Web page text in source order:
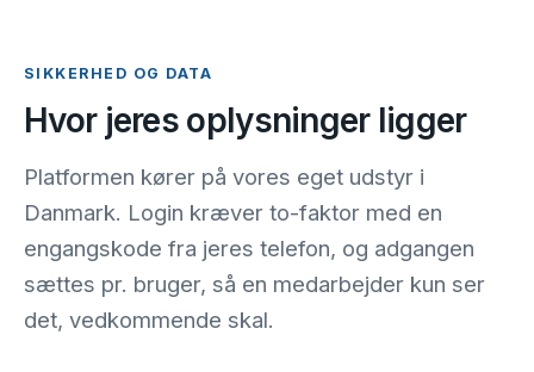
SIKKERHED OG DATA
Hvor jeres oplysninger ligger
Platformen kører på vores eget udstyr i
Danmark. Login kræver to-faktor med en
engangskode fra jeres telefon, og adgangen
sættes pr. bruger, så en medarbejder kun ser
det, vedkommende skal.